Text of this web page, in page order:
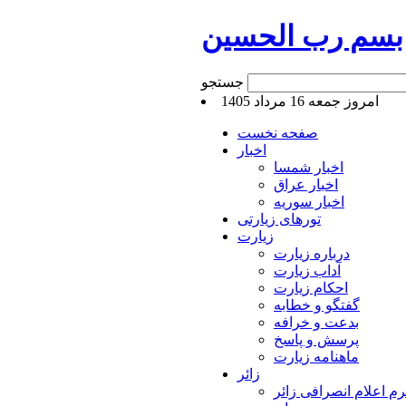
بسم رب الحسین
امروز جمعه 16 مرداد 1405
صفحه نخست
اخبار
اخبار شمسا
اخبار عراق
اخبار سوریه
تورهای زیارتی
زیارت
درباره زیارت
آداب زیارت
احکام زیارت
گفتگو و خطابه
بدعت و خرافه
پرسش و پاسخ
ماهنامه زیارت
زائر
اعلام انصرافی زائر